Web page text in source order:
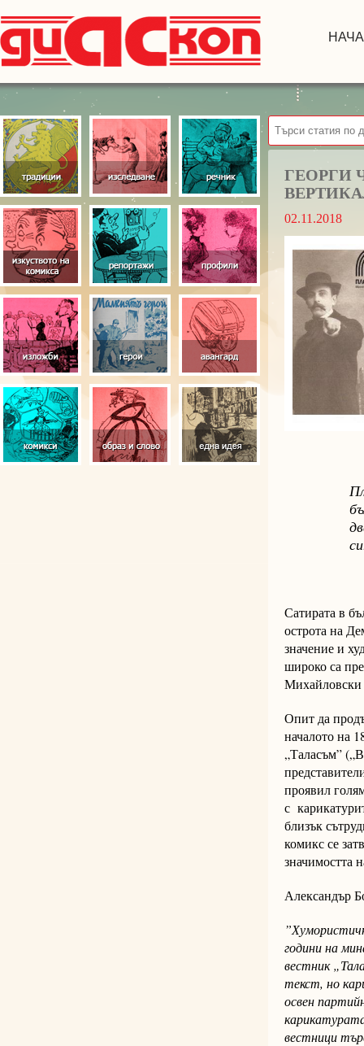
ГЕОРГИ
02.11.2018
Сатирата в
острота на
значение и
широко са
Михайловски
Опит да
началото на
„Таласъм”
проявил
с
близък
комикс се
значимостта
Александър
години на
вестник
текст, но
освен
вестници